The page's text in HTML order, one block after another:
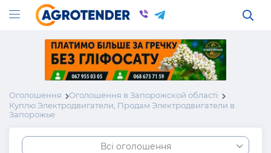
Оголошення
Оголошення в Запорожской області
Куплю Электродвигатели, Продам Электродвигатели в
Запорожье
Всі оголошення